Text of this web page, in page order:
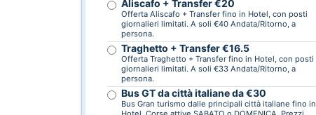
Aliscafo + Transfer €20
Offerta Aliscafo + Transfer fino in Hotel, con posti
giornalieri limitati. A soli €40 Andata/Ritorno, a
persona.
Traghetto + Transfer €16.5
Offerta Traghetto + Transfer fino in Hotel, con posti
giornalieri limitati. A soli €33 Andata/Ritorno, a
persona.
Bus GT da città italiane da €30
Bus Gran turismo dalle principali città italiane fino in